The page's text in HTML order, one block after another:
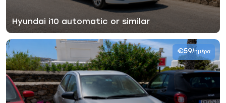
Hyundai i10 automatic or similar
€59/ημέρα